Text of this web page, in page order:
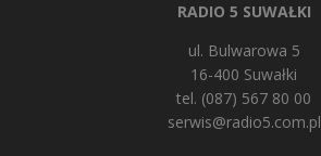
RADIO 5 SUWAŁKI
ul. Bulwarowa 5
16-400 Suwałki
tel. (087) 567 80 00
serwis@radio5.com.pl